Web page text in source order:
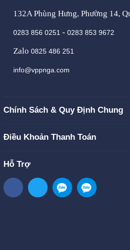
132A Phùng Hưng, Phường 14,
0283 856 0251 - 0283 853 9672
Zalo 0825 486 251
info@vppnga.com
Chính Sách & Quy Định Chung
Điều Khoản Thanh Toán
Hỗ Trợ